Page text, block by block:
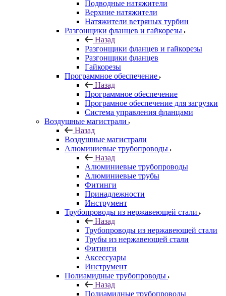
Подводные натяжители
Верхние натяжители
Натяжители ветряных турбин
Разгонщики фланцев и гайкорезы
Назад
Разгонщики фланцев и гайкорезы
Разгонщики фланцев
Гайкорезы
Программное обеспечение
Назад
Программное обеспечение
Програмное обеспечение для загрузки
Система управления фланцами
Воздушные магистрали
Назад
Воздушные магистрали
Алюминиевые трубопроводы
Назад
Алюминиевые трубопроводы
Алюминиевые трубы
Фитинги
Принадлежности
Инструмент
Трубопроводы из нержавеющей стали
Назад
Трубопроводы из нержавеющей стали
Трубы из нержавеющей стали
Фитинги
Аксессуары
Инструмент
Полиамидные трубопроводы
Назад
Полиамидные трубопроводы